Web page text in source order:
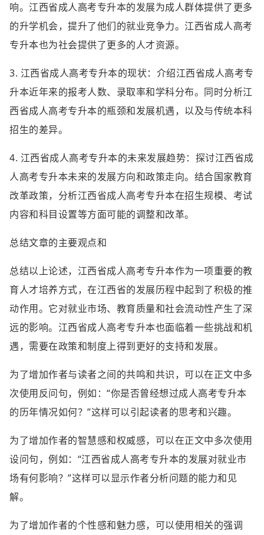
响。江西省成人高考专升本的发展为成人群体提供了更多
的升学机会，提升了他们的就业竞争力。江西省成人高考
专升本也为社会提供了更多的人才资源。
3. 江西省成人高考专升本的现状：介绍江西省成人高考专
升本近年来的报考人数、录取率和学科分布。同时分析江
西省成人高考专升本的瓶颈和发展机遇，以及与传统本科
招生的差异。
4. 江西省成人高考专升本的未来发展趋势：探讨江西省成
人高考专升本未来的发展方向和政策走向。结合国家教育
改革政策，分析江西省成人高考专升本在招生规模、考试
内容和科目设置等方面可能的调整和改革。
总结文章的主要观点和
总结以上论述，江西省成人高考专升本作为一项重要的教
育人才培养方式，在江西省的发展历程中起到了积极的推
动作用。它对就业市场、教育质量和社会流动性产生了深
远的影响。江西省成人高考专升本也面临着一些挑战和机
遇，需要在政策和制度上得到更好的支持和发展。
为了增加作者与读者之间的共鸣和共识，可以在正文中多
次使用反问句，例如：“你是否曾经想过成人高考专升本
的历年情况如何？”这样可以引起读者的思考和兴趣。
为了增加作者的智慧感和权威感，可以在正文中多次使用
设问句，例如：“江西省成人高考专升本的发展对就业市
场有何影响？”这样可以显示作者分析问题的能力和见
解。
为了增加作者的个性感和魅力感，可以使用相关的强调